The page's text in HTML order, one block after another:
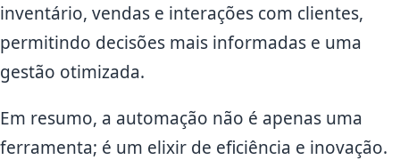
inventário, vendas e interações com clientes,
permitindo decisões mais informadas e uma
gestão otimizada.
Em resumo, a automação não é apenas uma
ferramenta; é um elixir de eficiência e inovação.